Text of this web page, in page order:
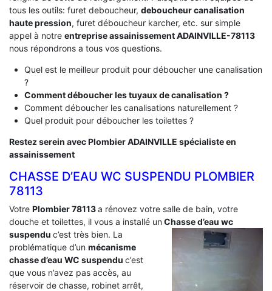
tous les outils: furet deboucheur, deboucheur canalisation
haute pression, furet déboucheur karcher, etc. sur simple
appel à notre entreprise assainissement ADAINVILLE-78113
nous répondrons a tous vos questions.
Quel est le meilleur produit pour déboucher une canalisation
?
Comment déboucher les tuyaux de canalisation ?
Comment déboucher les canalisations naturellement ?
Quel produit pour déboucher les toilettes ?
Restez serein avec Plombier ADAINVILLE spécialiste en
assainissement
CHASSE D’EAU WC SUSPENDU PLOMBIER
78113
Votre Plombier 78113a rénovez votre salle de bain, votre
douche et toilettes, il vous a installé unChasse d’eau wc
suspendu c’est très bien. La
problématique d’un mécanisme
chasse d’eau WC suspendu c’est
que vous n’avez pas accès, au
réservoir de chasse, robinet arrêt,